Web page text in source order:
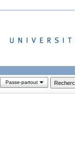
Passe-partout